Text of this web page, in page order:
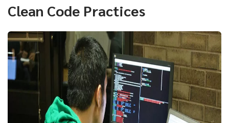
Clean Code Practices